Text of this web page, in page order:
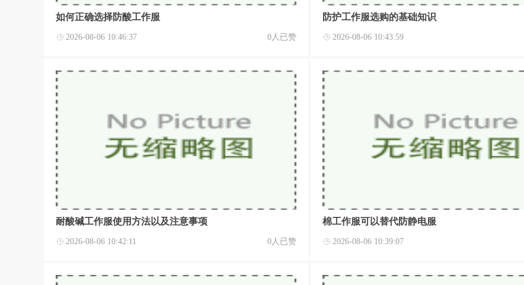
如何正确选择防酸工作服
2026-08-06 10:46:37 0人已赞
防护工作服选购的基础知识
2026-08-06 10:43:59
耐酸碱工作服使用方法以及注意事项
2026-08-06 10:42:11 0人已赞
棉工作服可以替代防静电服
2026-08-06 10:39:07